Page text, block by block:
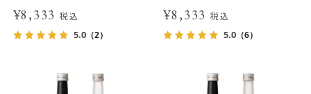
¥8,333税込
5.0（2）
¥8,333 税込
5.0 （6）